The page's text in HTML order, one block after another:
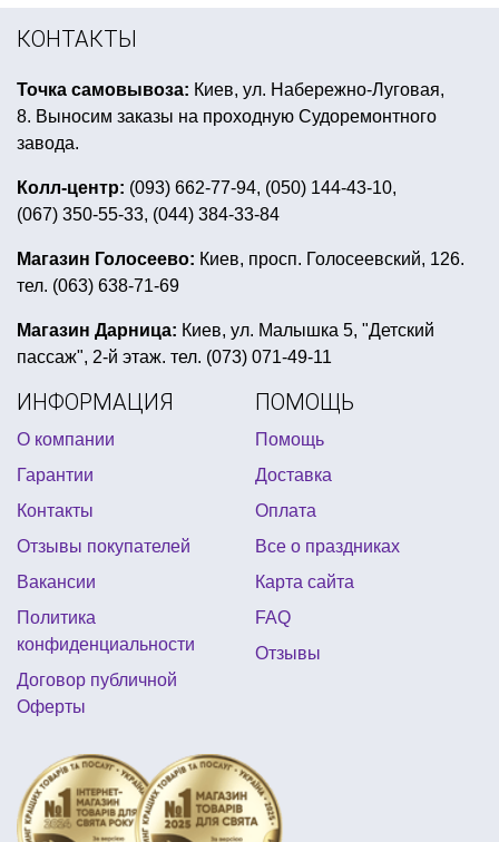
ковбойские шляпы киев купить
скатерть новогодняя купить харьков
прикольный подарок невесте на девичник
купить костюм новогодний для мальчика
клоунский парик купить
воздушный шар сердце купить
декорации для гангстерской вечеринки
индейские товары купить карнавальные перчатки
купить набор для грима
все для хэллоуина купить одесса
4party товары для праздника
тематические плакаты
кубинские вечеринки
оформление стола на день святого валентина
открытки к 8 марта купить
шары фольгированные звезды
кружки с приколами
купить метафан
диско стиль вечеринка
вечеринка в стиле диско одежда
КОНТАКТЫ
Точка самовывоза: Киев, ул. Набережно-Луговая,
8. Выносим заказы на проходную Судоремонтного
завода.
Колл-центр: (093) 662-77-94, (050) 144-43-10,
(067) 350-55-33, (044) 384-33-84
Магазин Голосеево: Киев, просп. Голосеевский, 126.
тел. (063) 638-71-69
Магазин Дарница: Киев, ул. Малышка 5, "Детский
пассаж", 2-й этаж. тел. (073) 071-49-11
ИНФОРМАЦИЯ
О компании
Гарантии
Контакты
Отзывы покупателей
Вакансии
Политика
конфиденциальности
Договор публичной
Оферты
ПОМОЩЬ
Помощь
Доставка
Оплата
Все о праздниках
Карта сайта
FAQ
Отзывы